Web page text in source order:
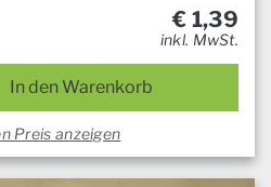
€ 1,39
inkl. MwSt.
In den Warenkorb
Preis anzeigen